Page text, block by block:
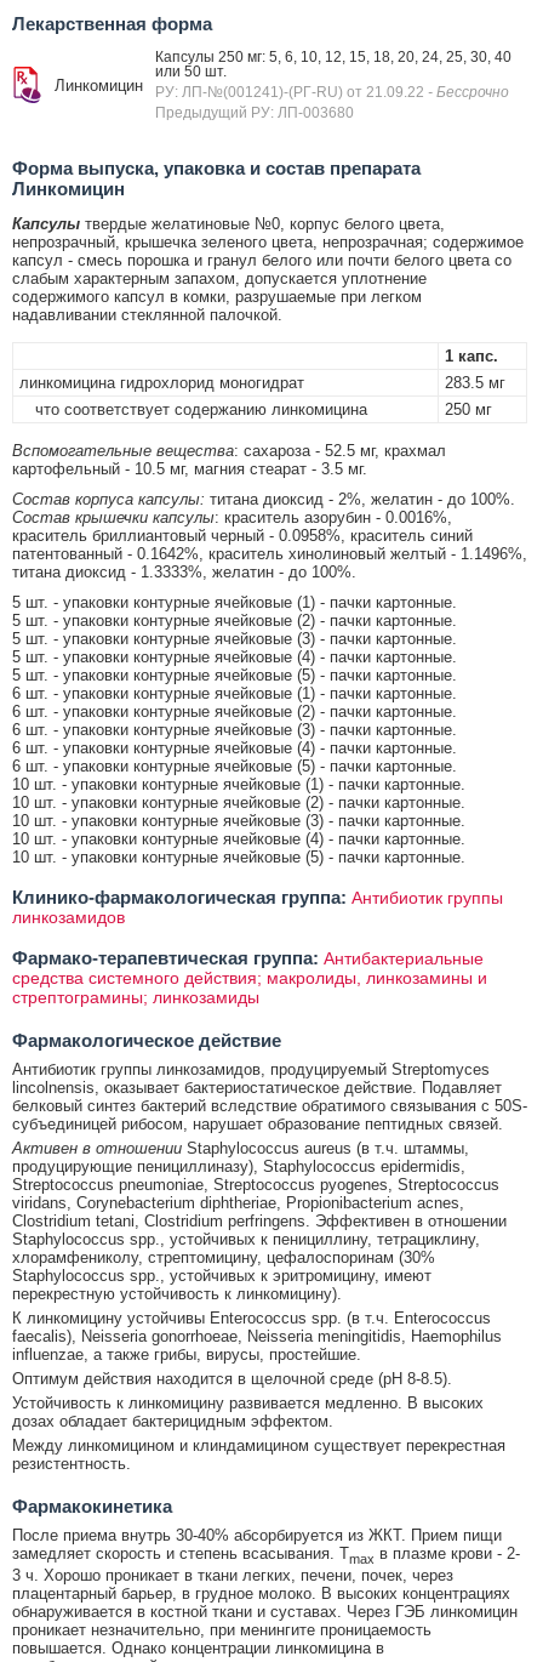
Лекарственная форма
Линкомицин
Капсулы 250 мг: 5, 6, 10, 12, 15, 18, 20, 24, 25, 30, 40
или 50 шт.
РУ: ЛП-№(001241)-(РГ-RU) от 21.09.22 - Бессрочно
Предыдущий РУ: ЛП-003680
Форма выпуска, упаковка и состав препарата
Линкомицин
Капсулы твердые желатиновые №0, корпус белого цвета,
непрозрачный, крышечка зеленого цвета, непрозрачная; содержимое
капсул - смесь порошка и гранул белого или почти белого цвета со
слабым характерным запахом, допускается уплотнение
содержимого капсул в комки, разрушаемые при легком
надавливании стеклянной палочкой.
1 капс.
линкомицина гидрохлорид моногидрат
283.5 мг
что соответствует содержанию линкомицина
250 мг
Вспомогательные вещества: сахароза - 52.5 мг, крахмал
картофельный - 10.5 мг, магния стеарат - 3.5 мг.
Состав корпуса капсулы: титана диоксид - 2%, желатин - до 100%.
Состав крышечки капсулы: краситель азорубин - 0.0016%,
краситель бриллиантовый черный - 0.0958%, краситель синий
патентованный - 0.1642%, краситель хинолиновый желтый - 1.1496%,
титана диоксид - 1.3333%, желатин - до 100%.
5 шт. - упаковки контурные ячейковые (1) - пачки картонные.
5 шт. - упаковки контурные ячейковые (2) - пачки картонные.
5 шт. - упаковки контурные ячейковые (3) - пачки картонные.
5 шт. - упаковки контурные ячейковые (4) - пачки картонные.
5 шт. - упаковки контурные ячейковые (5) - пачки картонные.
6 шт. - упаковки контурные ячейковые (1) - пачки картонные.
6 шт. - упаковки контурные ячейковые (2) - пачки картонные.
6 шт. - упаковки контурные ячейковые (3) - пачки картонные.
6 шт. - упаковки контурные ячейковые (4) - пачки картонные.
6 шт. - упаковки контурные ячейковые (5) - пачки картонные.
10 шт. - упаковки контурные ячейковые (1) - пачки картонные.
10 шт. - упаковки контурные ячейковые (2) - пачки картонные.
10 шт. - упаковки контурные ячейковые (3) - пачки картонные.
10 шт. - упаковки контурные ячейковые (4) - пачки картонные.
10 шт. - упаковки контурные ячейковые (5) - пачки картонные.
Клинико-фармакологическая группа: Антибиотик группы
линкозамидов
Фармако-терапевтическая группа: Антибактериальные
средства системного действия; макролиды, линкозамины и
стрептограмины; линкозамиды
Фармакологическое действие
Антибиотик группы линкозамидов, продуцируемый Streptomyces
lincolnensis, оказывает бактериостатическое действие. Подавляет
белковый синтез бактерий вследствие обратимого связывания с 50S-
субъединицей рибосом, нарушает образование пептидных связей.
Активен в отношении Staphylococcus aureus (в т.ч. штаммы,
продуцирующие пенициллиназу), Staphylococcus epidermidis,
Streptococcus pneumoniae, Streptococcus pyogenes, Streptococcus
viridans, Corynebacterium diphtheriae, Propionibacterium acnes,
Clostridium tetani, Clostridium perfringens. Эффективен в отношении
Staphylococcus spp., устойчивых к пенициллину, тетрациклину,
хлорамфениколу, стрептомицину, цефалоспоринам (30%
Staphylococcus spp., устойчивых к эритромицину, имеют
перекрестную устойчивость к линкомицину).
К линкомицину устойчивы Enterococcus spp. (в т.ч. Enterococcus
faecalis), Neisseria gonorrhoeae, Neisseria meningitidis, Haemophilus
influenzae, а также грибы, вирусы, простейшие.
Оптимум действия находится в щелочной среде (pH 8-8.5).
Устойчивость к линкомицину развивается медленно. В высоких
дозах обладает бактерицидным эффектом.
Между линкомицином и клиндамицином существует перекрестная
резистентность.
Фармакокинетика
После приема внутрь 30-40% абсорбируется из ЖКТ. Прием пищи
замедляет скорость и степень всасывания. Tmax в плазме крови - 2-
3 ч. Хорошо проникает в ткани легких, печени, почек, через
плацентарный барьер, в грудное молоко. В высоких концентрациях
обнаруживается в костной ткани и суставах. Через ГЭБ линкомицин
проникает незначительно, при менингите проницаемость
повышается. Однако концентрации линкомицина в